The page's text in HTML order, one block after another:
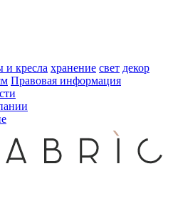
и кресла хранение свет декор
Правовая информация